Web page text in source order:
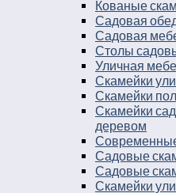
Кованые
Садовая
Садовая
Столы
Уличная
Скамейки
Скамейки
Скамейки
деревом
Садовые
Садовые
Скамейки